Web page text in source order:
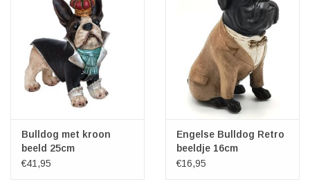
Bulldog met kroon
beeld 25cm
€41,95
Engelse Bulldog Retro
beeldje 16cm
€16,95